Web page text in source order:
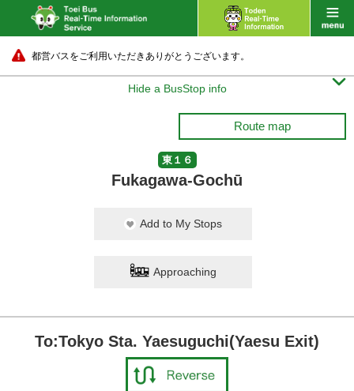
都営バスをご利用いただきありがとうございます。
Hide a BusStop info 
Route map
東１６
Fukagawa-Gochū
Add to My Stops
Approaching
To:Tokyo Sta. Yaesuguchi(Yaesu Exit)